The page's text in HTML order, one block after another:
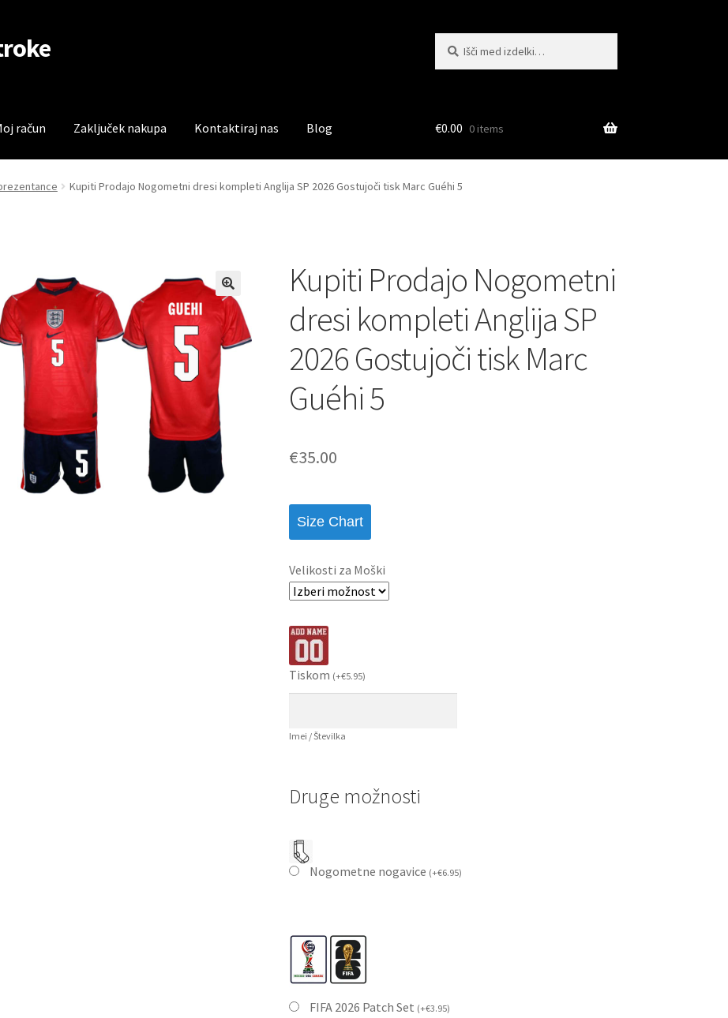
račun Zaključek nakupa Kontaktiraj nas Blog
račun Trgovina Zaključek nakupa
€0.00 0 items
Kupiti Prodajo Nogometni dresi kompleti Anglija SP 2026 Gostujoči tisk Marc Guéhi 5
Kupiti Prodajo Nogometni
dresi kompleti Anglija SP
2026 Gostujoči tisk Marc
Guéhi 5
€35.00
Size Chart
Velikosti za Moški
Tiskom (+€5.95)
Imei / Številka
Druge možnosti
Nogometne nogavice (+€6.95)
FIFA 2026 Patch Set (+€3.95)